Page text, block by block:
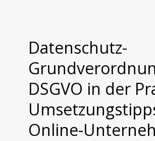
Datenschutz-
DSGVO in der
Online-